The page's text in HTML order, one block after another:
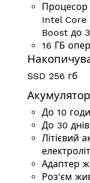
Процесор
Intel Core
Boost до
16 ГБ
SSD 256 гб
До 10
До 30
Літієвий
Адаптер
Роз'єм